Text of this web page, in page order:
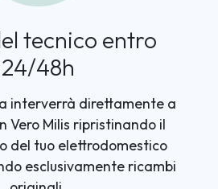
tecnico entro
24/48h
interverrà direttamente a
Vero Milis ripristinando il
del tuo elettrodomestico
esclusivamente ricambi